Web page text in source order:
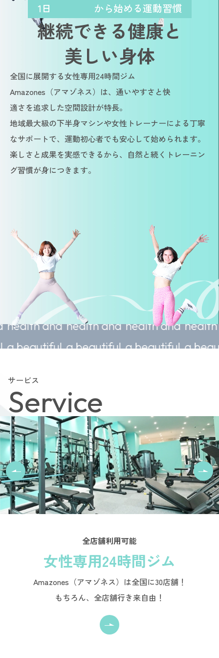
1日 から始める運動習慣
継続できる健康と
美しい身体
全国に展開する女性専用24時間ジム
Amazones（アマゾネス）は、通いやすさと快
適さを追求した空間設計が特長。
地域最大級の下半身マシンや女性トレーナーによる丁寧
なサポートで、運動初心者でも安心して始められます。
楽しさと成果を実感できるから、自然と続くトレーニン
グ習慣が身につきます。
Sustainable
health and
a beautiful
Sustainable
health and
a beautiful
Sustainable
health and
a beautiful a
サービス
Service
全店舗利用可能
女性専用24時間ジム
Amazones（アマゾネス）は全国に30店舗！
もちろん、全店舗行き来自由！